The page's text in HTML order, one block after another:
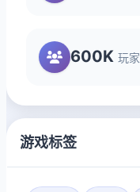
600K 玩家
游戏标签